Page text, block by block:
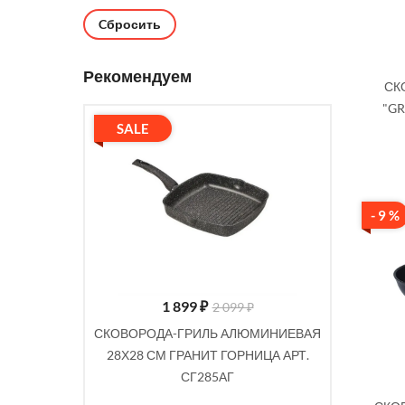
Cбросить
Рекомендуем
SALE
1 899₽ 2 099 ₽
СКОВОРОДА-ГРИЛЬ АЛЮМИНИЕВАЯ
28Х28 СМ ГРАНИТ ГОРНИЦА АРТ.
СГ285АГ
- 9 %